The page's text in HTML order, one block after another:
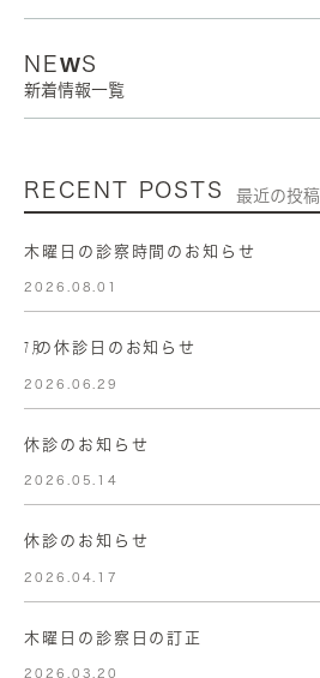
NEWS
新着情報一覧
RECENT POSTS 最近の投稿
木曜日の診察時間のお知らせ
2026.08.01
㋆の休診日のお知らせ
2026.06.29
休診のお知らせ
2026.05.14
休診のお知らせ
2026.04.17
木曜日の診察日の訂正
2026.03.20